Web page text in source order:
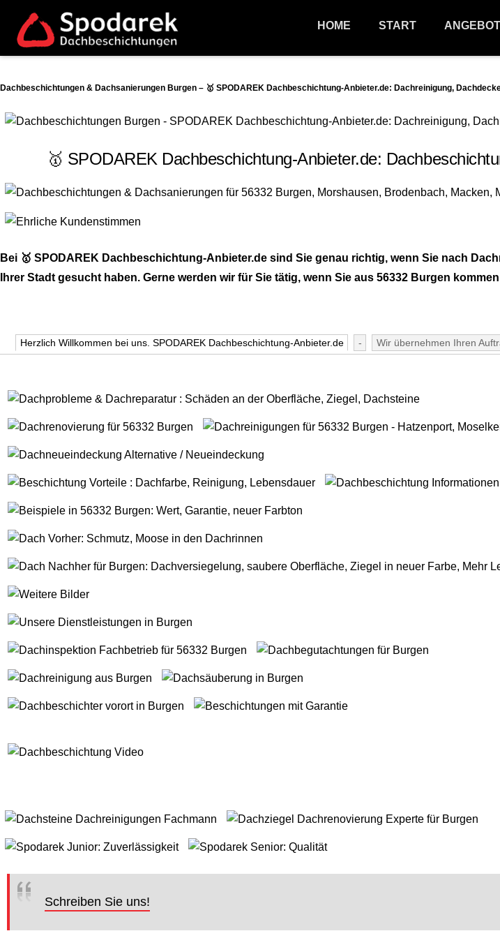
HOME START ANGEBOT
Dachbeschichtungen & Dachsanierungen Burgen – 🥇 SPODAREK Dachbeschichtung-Anbieter.de: Dachreinigung,
🥇 SPODAREK Dachbeschichtung-Anbieter.de:
Bei 🥇 SPODAREK Dachbeschichtung-Anbieter.de sind Sie genau richtig, wenn Sie nach
Ihrer Stadt gesucht haben. Gerne werden wir für Sie tätig, wenn Sie aus 56332 Burgen
Herzlich Willkommen bei uns. SPODAREK Dachbeschichtung-Anbieter.de - Wir übernehmen Ihren
Schreiben Sie uns!